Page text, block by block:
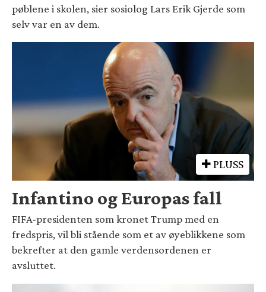
pøblene i skolen, sier sosiolog Lars Erik Gjerde som
selv var en av dem.
PLUSS
Infantino og Europas fall
FIFA-presidenten som kronet Trump med en
fredspris, vil bli stående som et av øyeblikkene som
bekrefter at den gamle verdensordenen er
avsluttet.